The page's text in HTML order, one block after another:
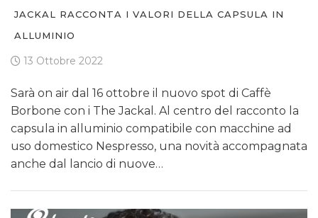
JACKAL RACCONTA I VALORI DELLA CAPSULA IN
ALLUMINIO
13 Ottobre 2022
Sarà on air dal 16 ottobre il nuovo spot di Caffè
Borbone con i The Jackal. Al centro del racconto la
capsula in alluminio compatibile con macchine ad
uso domestico Nespresso, una novità accompagnata
anche dal lancio di nuove…